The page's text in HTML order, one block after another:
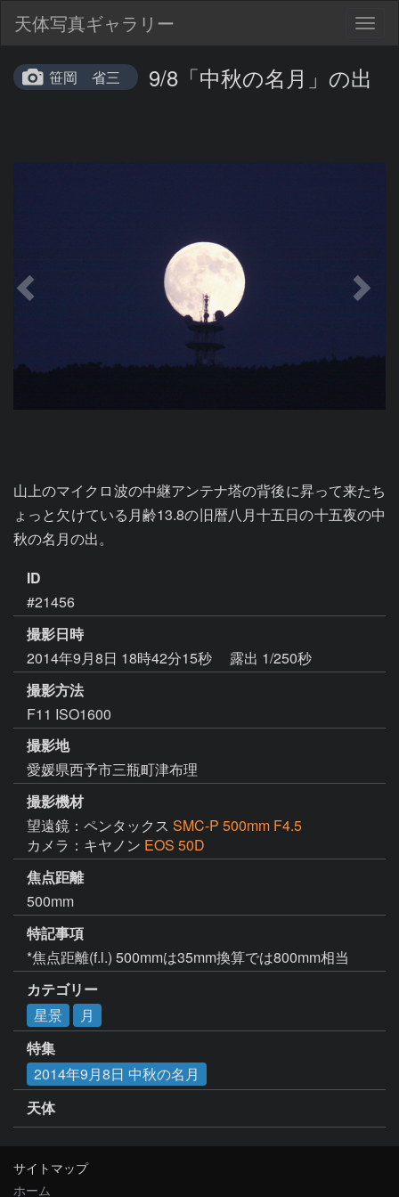
天体写真ギャラリー
笹岡 省三 9/8「中秋の名月」の出
山上のマイクロ波の中継アンテナ塔の背後に昇って来たち
ょっと欠けている月齢13.8の旧暦八月十五日の十五夜の中
秋の名月の出。
ID
#21456
撮影日時
2014年9月8日 18時42分15秒
露出 1/250秒
撮影方法
F11 ISO1600
撮影地
愛媛県西予市三瓶町津布理
撮影機材
望遠鏡：ペンタックス SMC-P 500mm F4.5
カメラ：キヤノン EOS 50D
焦点距離
500mm
特記事項
*焦点距離(f.l.) 500mmは35mm換算では800mm相当
カテゴリー
星景
月
特集
2014年9月8日 中秋の名月
天体
サイトマップ
ホーム